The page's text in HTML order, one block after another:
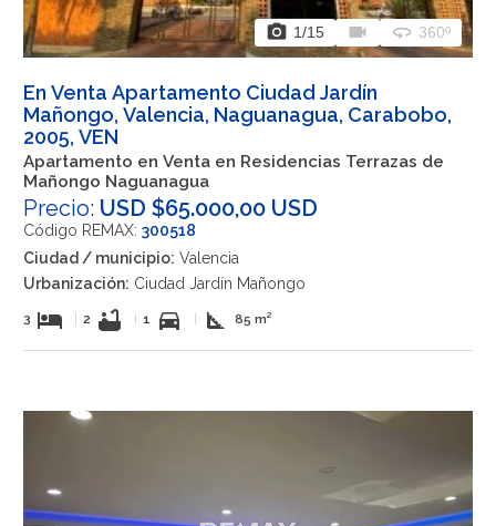
photo_camera 1/15 videocam 360 360º
En Venta Apartamento Ciudad Jardín
Mañongo, Valencia, Naguanagua, Carabobo,
2005, VEN
Apartamento en Venta en Residencias Terrazas de
Mañongo Naguanagua
Precio: USD $65.000,00 USD
Código REMAX: 300518
Ciudad / municipio: Valencia
Urbanización: Ciudad Jardín Mañongo
3 hotel 2 bathtub 1 directions_car square_foot 85 m²